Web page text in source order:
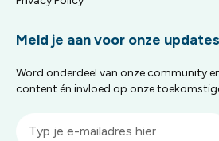
Meld je aan voor onze updates
Word onderdeel van onze community
content én invloed op onze